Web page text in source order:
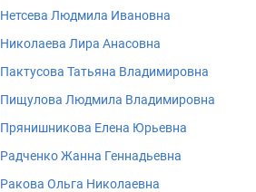
Нетсева Людмила Ивановна
Николаева Лира Анасовна
Пактусова Татьяна Владимировна
Пищулова Людмила Владимировна
Прянишникова Елена Юрьевна
Радченко Жанна Геннадьевна
Ракова Ольга Николаевна